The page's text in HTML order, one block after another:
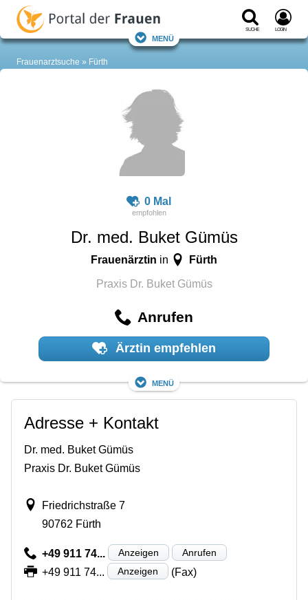
Suche Login
Menü
Frauenarztsuche Fürth
0 Mal
Dr. med. Buket Gümüs
Frauenärztin in Fürth
Praxis Dr. Buket Gümüs
Anrufen
Ärztin empfehlen
Menü
Adresse + Kontakt
Dr. med. Buket Gümüs
Praxis Dr. Buket Gümüs
Friedrichstraße 7
90762 Fürth
+49 911 74... Anzeigen Anrufen
+49 911 74... Anzeigen (Fax)